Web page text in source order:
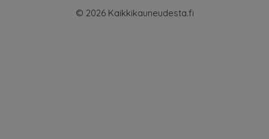
© 2026 Kaikkikauneudesta.fi